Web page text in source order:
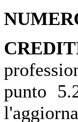
punto